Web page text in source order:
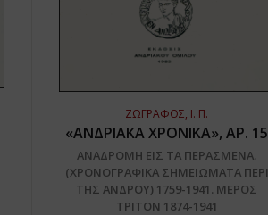
ΖΩΓΡΑΦΟΣ, Ι. Π.
«ΑΝΔΡΙΑΚΑ ΧΡΟΝΙΚΑ», ΑΡ. 15
ΑΝΑΔΡΟΜΗ ΕΙΣ ΤΑ ΠΕΡΑΣΜΕΝΑ.
(ΧΡΟΝΟΓΡΑΦΙΚΑ ΣΗΜΕΙΩΜΑΤΑ ΠΕΡΙ
ΤΗΣ ΑΝΔΡΟΥ) 1759-1941. ΜΕΡΟΣ
ΤΡΙΤΟΝ 1874-1941